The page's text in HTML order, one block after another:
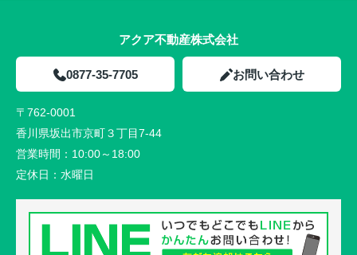
アクア不動産株式会社
0877-35-7705 お問い合わせ
〒762-0001
香川県坂出市京町３丁目7-44
営業時間： 10:00～18:00
定休日： 水曜日